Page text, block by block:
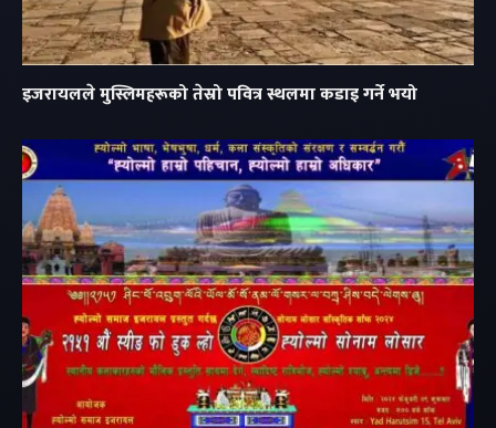
इजरायलले मुस्लिमहरूको तेस्रो पवित्र स्थलमा कडाइ गर्ने भयो